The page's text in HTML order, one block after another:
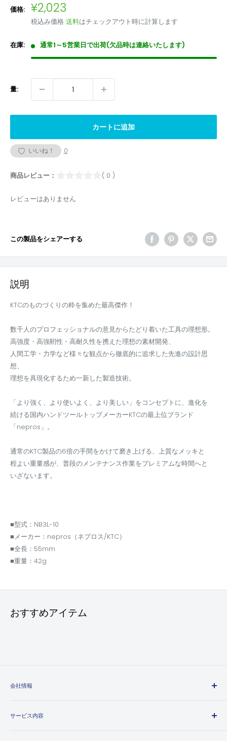
価格: 販
売
価
格
¥2,023
税込み価格 送料はチェックアウト時に計算します
在庫: 通常1～5営業日で出荷(欠品時は連絡いたします)
量:
カートに追加
いいね！ 0
商品レビュー： ( 0 )
レビューはありません
この製品をシェアーする
説明
KTCのものづくりの粋を集めた最高傑作！
数千人のプロフェッショナルの意見からたどり着いた工具の理想形。
高強度・高強靭性・高耐久性を携えた理想の素材開発、
人間工学・力学など様々な観点から徹底的に追求した先進の設計思
想、
理想を具現化するため一新した製造技術。
「より強く、より使いよく、より美しい」をコンセプトに、進化を
続ける国内ハンドツールトップメーカーKTCの最上位ブランド
「nepros」。
通常のKTC製品の6倍の手間をかけて磨き上げる、上質なメッキと
程よい重量感が、普段のメンテナンス作業をプレミアムな時間へと
いざないます。
■型式：NB3L-10
■メーカー：nepros（ネプロス/KTC）
■全長：55mm
■重量：42g
おすすめアイテム
会社情報
会社概要
サービス内容